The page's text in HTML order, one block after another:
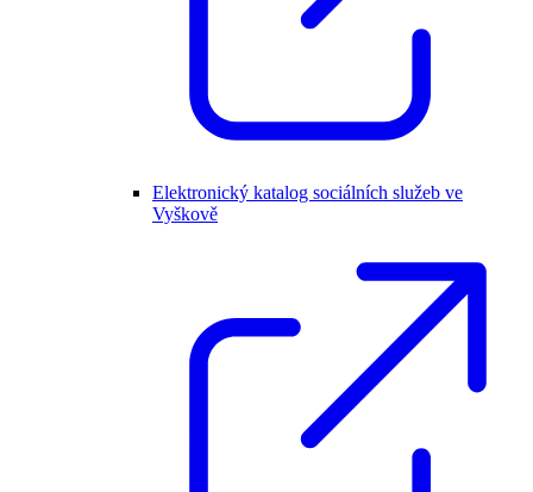
Elektronický katalog sociálních služeb ve
Vyškově